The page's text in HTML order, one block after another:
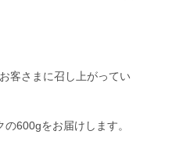
客さまに召し上がってい
600gをお届けします。